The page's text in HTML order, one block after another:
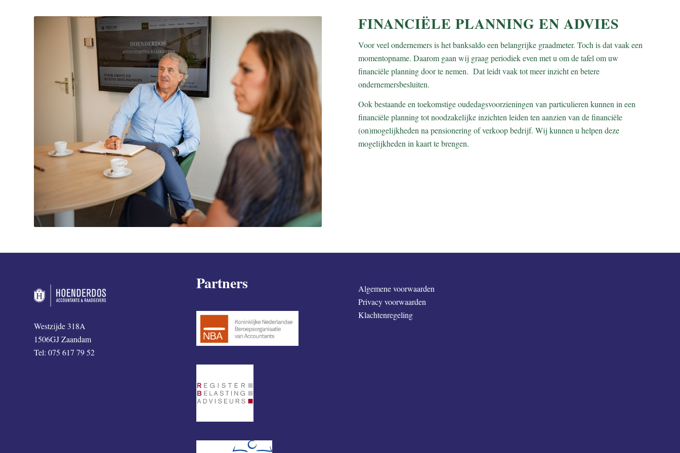
FINANCIËLE PLANNING EN ADVIES
Voor veel ondernemers is het banksaldo een belangrijke graadmeter. Toch is dat vaak een
momentopname. Daarom gaan wij graag periodiek even met u om de tafel om uw
financiële planning door te nemen. Dat leidt vaak tot meer inzicht en betere
ondernemersbesluiten.
Ook bestaande en toekomstige oudedagsvoorzieningen van particulieren kunnen in een
financiële planning tot noodzakelijke inzichten leiden ten aanzien van de financiële
(on)mogelijkheden na pensionering of verkoop bedrijf. Wij kunnen u helpen deze
mogelijkheden in kaart te brengen.
Westzijde 318A
1506GJ Zaandam
Tel: 075 617 79 52
Partners
Algemene voorwaarden
Privacy voorwaarden
Klachtenregeling